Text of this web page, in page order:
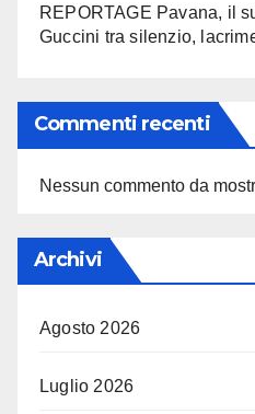
REPORTAGE Pavana, il
Guccini tra silenzio,
Commenti recenti
Nessun commento da
Archivi
Agosto 2026
Luglio 2026